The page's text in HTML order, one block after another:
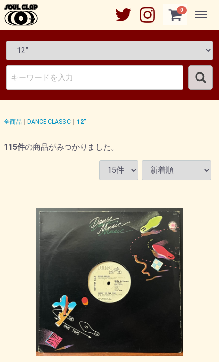
0 Menu
全商品 DANCE CLASSIC 12”
115件の商品がみつかりました。